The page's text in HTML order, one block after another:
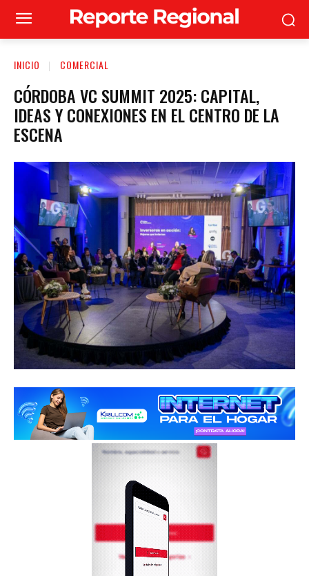
INICIO COMERCIAL
CÓRDOBA VC SUMMIT 2025: CAPITAL,
IDEAS Y CONEXIONES EN EL CENTRO DE LA
ESCENA